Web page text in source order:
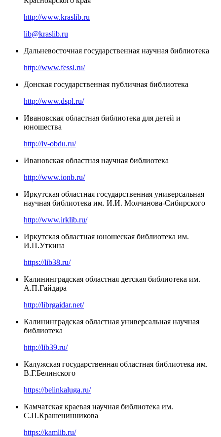
http://www.kraslib.ru
lib@kraslib.ru
Дальневосточная государственная научная библиотека
http://www.fessl.ru/
Донская государственная публичная библиотека
http://www.dspl.ru/
Ивановская областная библиотека для детей и
юношества
http://iv-obdu.ru/
Ивановская областная научная библиотека
http://www.ionb.ru/
Иркутская областная государственная универсальная
научная библиотека им. И.И. Молчанова-Сибирского
http://www.irklib.ru/
Иркутская областная юношеская библиотека им.
И.П.Уткина
https://lib38.ru/
Калининградская областная детская библиотека им.
А.П.Гайдара
http://librgaidar.net/
Калининградская областная универсальная научная
библиотека
http://lib39.ru/
Калужская государственная областная библиотека им.
В.Г.Белинского
https://belinkaluga.ru/
Камчатская краевая научная библиотека им.
С.П.Крашенинникова
https://kamlib.ru/